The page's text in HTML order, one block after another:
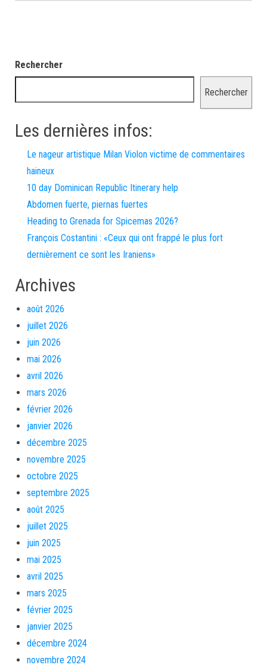
Rechercher
Rechercher
Les dernières infos:
Le nageur artistique Milan Violon victime de commentaires
haineux
10 day Dominican Republic Itinerary help
Abdomen fuerte, piernas fuertes
Heading to Grenada for Spicemas 2026?
François Costantini : «Ceux qui ont frappé le plus fort
dernièrement ce sont les Iraniens»
Archives
août 2026
juillet 2026
juin 2026
mai 2026
avril 2026
mars 2026
février 2026
janvier 2026
décembre 2025
novembre 2025
octobre 2025
septembre 2025
août 2025
juillet 2025
juin 2025
mai 2025
avril 2025
mars 2025
février 2025
janvier 2025
décembre 2024
novembre 2024